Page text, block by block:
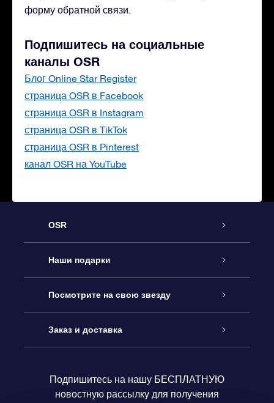
форму обратной связи.
Подпишитесь на социальные
каналы OSR
Блог Online Star Register
страница OSR в Facebook
страница OSR в Instagram
страница OSR в TikTok
страница OSR в Pinterest
канал OSR на YouTube
OSR
Обслуживание
Как с нами связаться
Блог
Отзывы
Наши подарки
Онлайн подарок Online Star Gift
Подарочный набор OSR
Подарочная карта OSR
Посмотрите на свою звезду
Звездный реестр
Персонализированная страница Star Page
Заказ и доставка
Платежная информация
Подпишитесь на нашу БЕСПЛАТНУЮ
новостную рассылку для получения